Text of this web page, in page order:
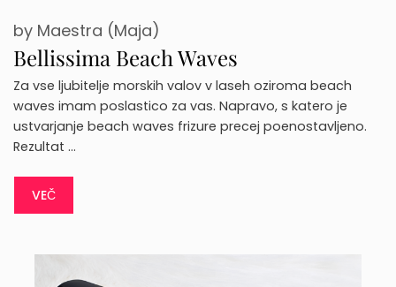
Bellissima Beach Waves
by Maestra (Maja)
Za vse ljubitelje morskih valov v laseh oziroma beach
waves imam poslastico za vas. Napravo, s katero je
ustvarjanje beach waves frizure precej poenostavljeno.
Rezultat …
VEČ